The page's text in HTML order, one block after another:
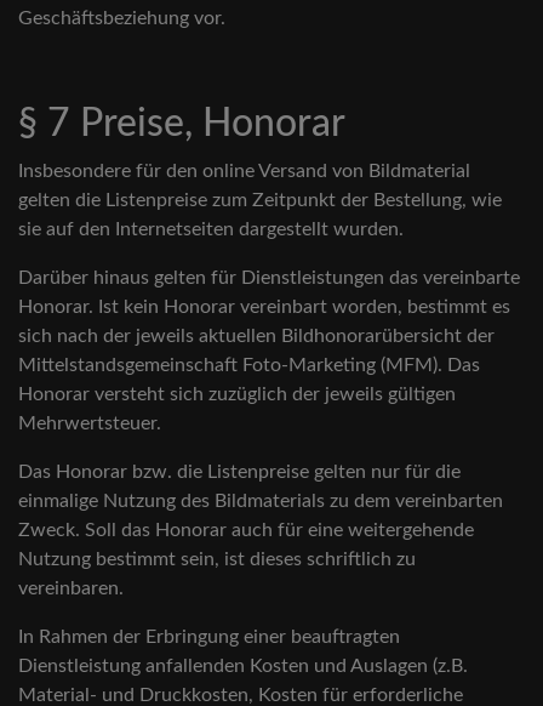
Geschäftsbeziehung vor.
§ 7 Preise, Honorar
Insbesondere für den online Versand von Bildmaterial
gelten die Listenpreise zum Zeitpunkt der Bestellung, wie
sie auf den Internetseiten dargestellt wurden.
Darüber hinaus gelten für Dienstleistungen das vereinbarte
Honorar. Ist kein Honorar vereinbart worden, bestimmt es
sich nach der jeweils aktuellen Bildhonorarübersicht der
Mittelstandsgemeinschaft Foto-Marketing (MFM). Das
Honorar versteht sich zuzüglich der jeweils gültigen
Mehrwertsteuer.
Das Honorar bzw. die Listenpreise gelten nur für die
einmalige Nutzung des Bildmaterials zu dem vereinbarten
Zweck. Soll das Honorar auch für eine weitergehende
Nutzung bestimmt sein, ist dieses schriftlich zu
vereinbaren.
In Rahmen der Erbringung einer beauftragten
Dienstleistung anfallenden Kosten und Auslagen (z.B.
Material- und Druckkosten, Kosten für erforderliche